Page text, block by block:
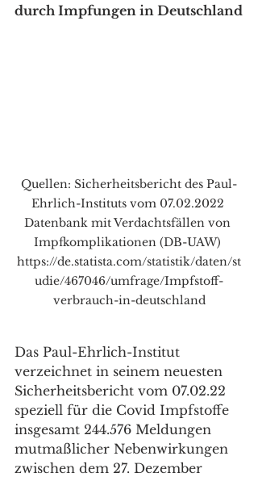
durch Impfungen in Deutschland
Quellen: Sicherheitsbericht des Paul-
Ehrlich-Instituts vom 07.02.2022
Datenbank mit Verdachtsfällen von
Impfkomplikationen (DB-UAW)
https://de.statista.com/statistik/daten/st
udie/467046/umfrage/Impfstoff-
verbrauch-in-deutschland
Das Paul-Ehrlich-Institut
verzeichnet in seinem neuesten
Sicherheitsbericht vom 07.02.22
speziell für die Covid Impfstoffe
insgesamt 244.576 Meldungen
mutmaßlicher Nebenwirkungen
zwischen dem 27. Dezember